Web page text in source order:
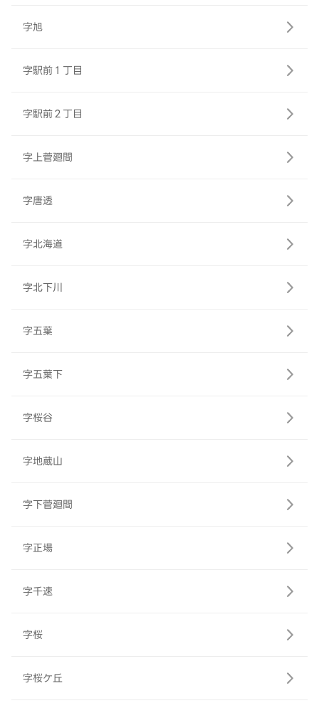
字旭
字駅前１丁目
字駅前２丁目
字上菅廻間
字唐透
字北海道
字北下川
字五葉
字五葉下
字桜谷
字地蔵山
字下菅廻間
字正場
字千速
字桜
字桜ケ丘